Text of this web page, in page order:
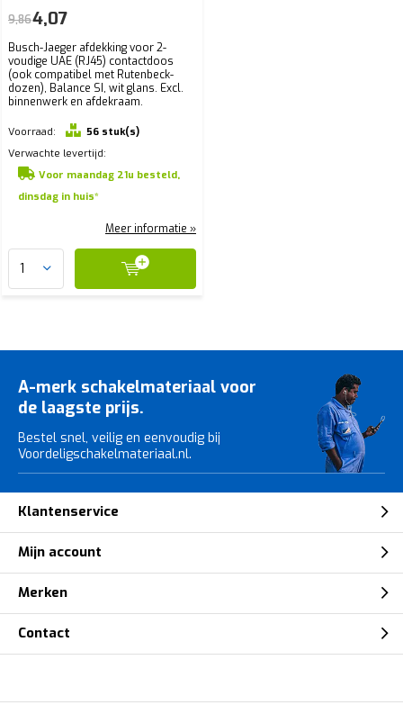
Busch-Jaeger afdekking voor 2-
voudige UAE (RJ45) contactdoos
(ook compatibel met Rutenbeck-
dozen), Balance SI, wit glans. Excl.
binnenwerk en afdekraam.
Voorraad:
56 stuk(s)
Verwachte levertijd:
Voor maandag 21u besteld,
dinsdag in huis*
9,864,07
Meer informatie »
A-merk schakelmateriaal voor
de laagste prijs.
Bestel snel, veilig en eenvoudig bij
Voordeligschakelmateriaal.nl.
Klantenservice
Mijn account
Merken
Contact